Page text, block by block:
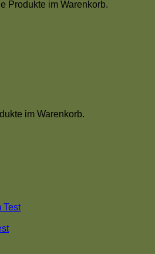
Produkte im Warenkorb.
im Warenkorb.
Test